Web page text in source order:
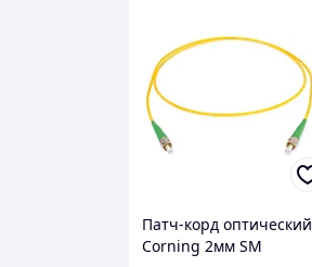
Патч-корд оптический
Corning 2мм SM